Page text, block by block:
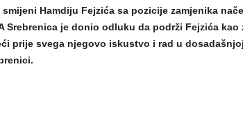
Hamdiju Fejzića sa pozicije zamjenika
Srebrenica je donio odluku da podrži Fejzića
prije svega njegovo iskustvo i rad u